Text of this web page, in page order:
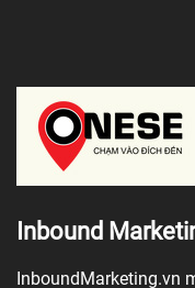
Inbound
InboundMarketing.vn